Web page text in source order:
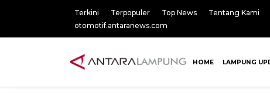
Terkini Terpopuler Top News Tentang Kami
otomotif.antaranews.com
HOME LAMPUNG